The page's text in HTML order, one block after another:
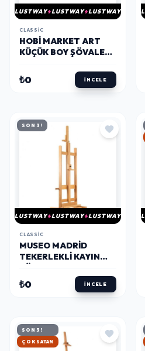
LUSTWAY LUSTWAY LUSTWAY
CLASSIC
HOBI MARKET ART
KÜÇÜK BOY ŞÖVALE
₺0 İNCELE
SON 3!
LUSTWAY LUSTWAY LUSTWAY
CLASSIC
MUSEO MADRID
TEKERLEKLI KAYIN
₺0 İNCELE
SON 3!
HIZLI KARGO